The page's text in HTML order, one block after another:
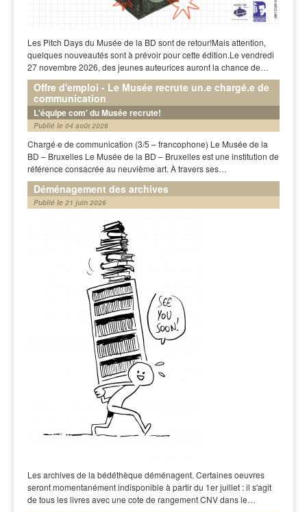
Les Pitch Days du Musée de la BD sont de retour!Mais attention,
quelques nouveautés sont à prévoir pour cette édition.Le vendredi
27 novembre 2026, des jeunes auteurices auront la chance de…
Offre d'emploi - Le Musée recrute un.e chargé.e de
communication
L'équipe com' du Musée recrute!
Publié le 04 août 2026
Chargé·e de communication (3/5 – francophone) Le Musée de la
BD – Bruxelles Le Musée de la BD – Bruxelles est une institution de
référence consacrée au neuvième art. À travers ses…
Déménagement des archives
Publié le 21 juin 2026
Les archives de la bédéthèque déménagent. Certaines oeuvres
seront momentanément indisponible à partir du 1er juillet : il s'agit
de tous les livres avec une cote de rangement CNV dans le…